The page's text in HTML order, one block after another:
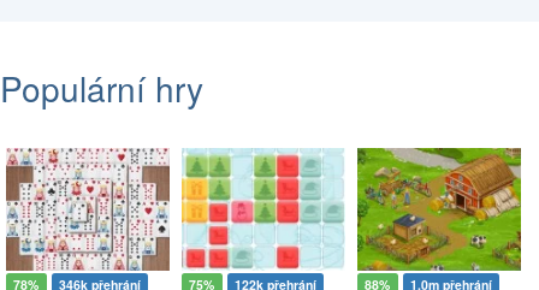
Populární hry
78% 346k přehrání 75% 122k přehrání 88% 1.0m přehrání